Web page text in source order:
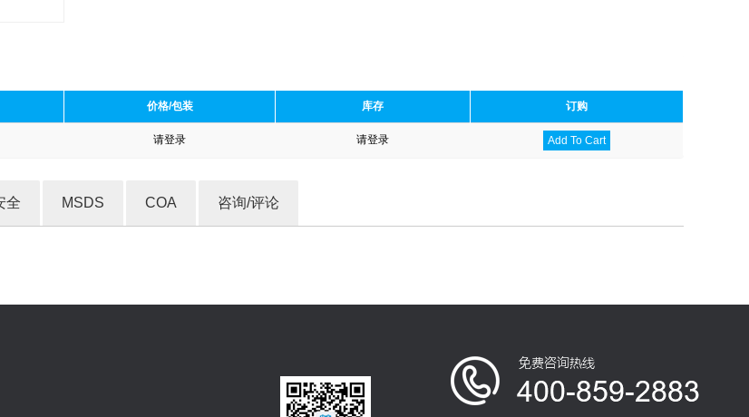
价格/包装 库存 订购
请登录 请登录 Add To Cart
全 MSDS COA 咨询/评论